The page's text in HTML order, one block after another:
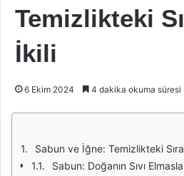
Temizlikteki
İkili
6 Ekim 2024 4 dakika okuma süresi
Sabun ve İğne: Temizlikteki Sıra
Sabun: Doğanın Sıvı